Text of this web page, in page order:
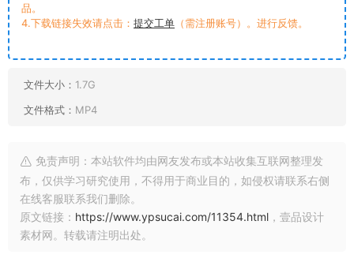
品。
4.下载链接失效请点击： 提交工单 （需注册账号）。进行反馈。
文件大小： 1.7G
文件格式： MP4
免责声明：本站软件均由网友发布或本站收集互联网整理发
布，仅供学习研究使用，不得用于商业目的，如侵权请联系右侧
在线客服联系我们删除。
原文链接： https://www.ypsucai.com/11354.html ，壹品设计
素材网。转载请注明出处。